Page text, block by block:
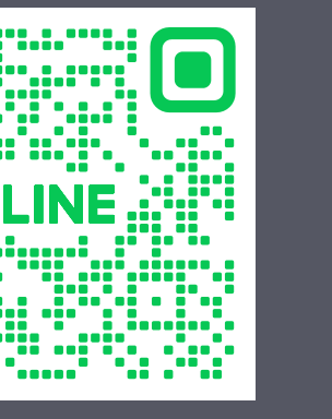
社)小江戸川越観光協会・川越商工会
桟 #川越青年会議所 #川越jc
公社）川越青年会議所 and大西 泰平
越.
名限定】